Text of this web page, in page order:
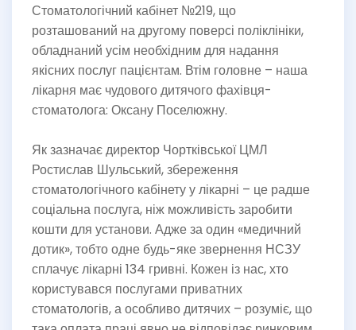
Стоматологічний кабінет №219, що
розташований на другому поверсі поліклініки,
обладнаний усім необхідним для надання
якісних послуг пацієнтам. Втім головне – наша
лікарня має чудового дитячого фахівця-
стоматолога: Оксану Поселюжну.
Як зазначає директор Чортківської ЦМЛ
Ростислав Шульський, збереження
стоматологічного кабінету у лікарні – це радше
соціальна послуга, ніж можливість заробити
кошти для установи. Адже за один «медичний
дотик», тобто одне будь-яке звернення НСЗУ
сплачує лікарні 134 гривні. Кожен із нас, хто
користувався послугами приватних
стоматологів, а особливо дитячих – розуміє, що